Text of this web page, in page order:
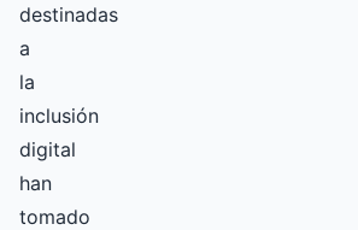
destinadas
a
la
inclusión
digital
han
tomado